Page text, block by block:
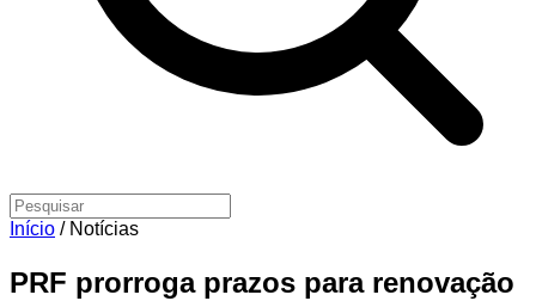
Início / Notícias
PRF prorroga prazos para renovação